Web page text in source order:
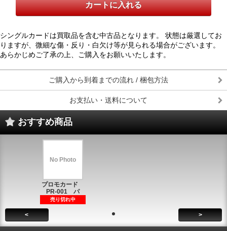
シングルカードは買取品を含む中古品となります。 状態は厳選してお
りますが、微細な傷・反り・白欠け等が見られる場合がございます。
あらかじめご了承の上、ご購入をお願いいたします。
ご購入から到着までの流れ / 梱包方法
お支払い・送料について
おすすめ商品
No Photo
プロモカード
PR-001 パ
売り切れ中
< >